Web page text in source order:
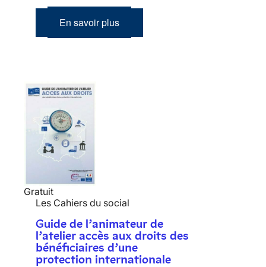
En savoir plus
Gratuit
Les Cahiers du social
Guide de l’animateur de
l’atelier accès aux droits des
bénéficiaires d’une
protection internationale